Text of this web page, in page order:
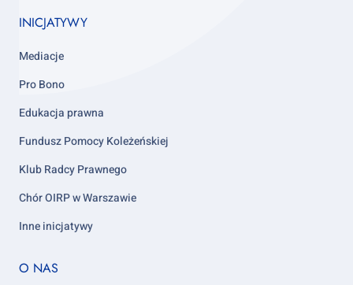
INICJATYWY
Mediacje
Pro Bono
Edukacja prawna
Fundusz Pomocy Koleżeńskiej
Klub Radcy Prawnego
Chór OIRP w Warszawie
Inne inicjatywy
Footer
O NAS